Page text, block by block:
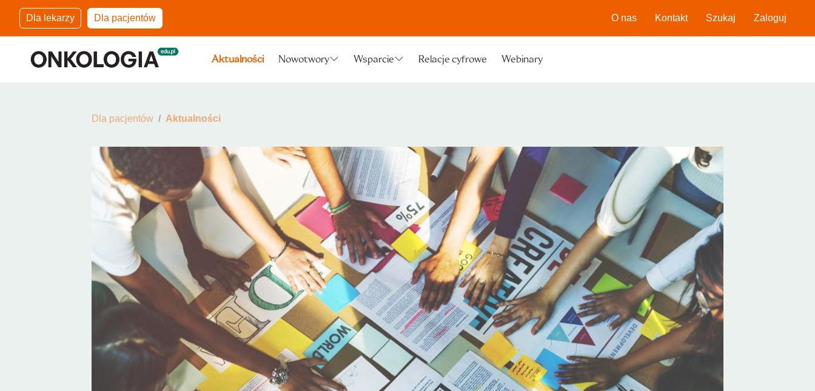
Dla lekarzy Dla pacjentów O nas Kontakt Szukaj Zaloguj
Aktualności Nowotwory Wsparcie Relacje cyfrowe Webinary
Dla pacjentów Aktualności